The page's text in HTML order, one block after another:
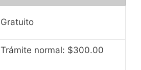
Gratuito
Trámite normal: $300.00